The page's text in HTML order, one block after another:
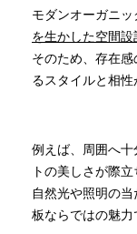
モダンオーガニッ
を生かした空間設
そのため、存在
るスタイルと相性
例えば、周囲へ
トの美しさが際立
自然光や照明の
板ならではの魅力